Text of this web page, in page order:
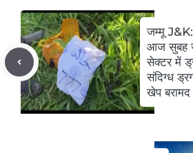
जम्मू J&K:
आज सुबह
सेक्टर में
संदिग्ध
खेप